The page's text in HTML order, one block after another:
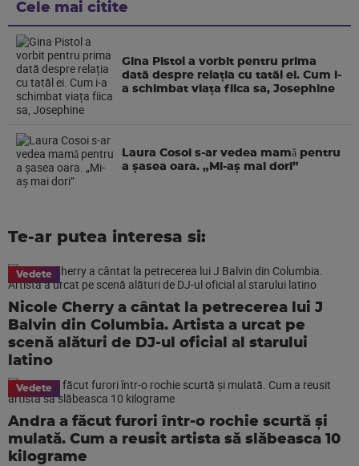
Cele mai citite
Gina Pistol a vorbit pentru prima
dată despre relația cu tatăl ei. Cum i-
a schimbat viața fiica sa, Josephine
Laura Cosoi s-ar vedea mamǎ pentru
a şasea oara. „Mi-aș mai dori”
Te-ar putea interesa si:
Vedete
Nicole Cherry a cântat la petrecerea lui J
Balvin din Columbia. Artista a urcat pe
scenă alături de DJ-ul oficial al starului
latino
Vedete
Andra a făcut furori într-o rochie scurtă și
mulată. Cum a reusit artista să slăbeasca 10
kilograme